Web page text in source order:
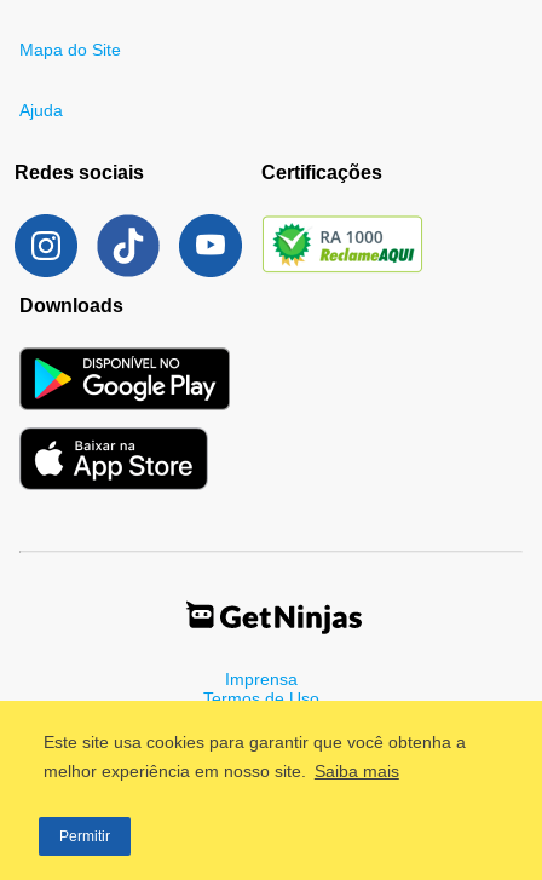
Este site usa cookies para garantir que você obtenha a
melhor experiência em nosso site. Saiba mais
Permitir
Mapa do Site
Ajuda
Redes sociais Certificações
Downloads
Imprensa
Termos de Uso
©2011 - 2026, GetNinjas LTDA. CNPJ 55.744.877/0001-89 - Rua
Dr. Fernandes Coelho, 85 - 3º andar - São Paulo/SP - Brasil